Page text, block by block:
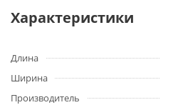
Характеристики
Длина
Ширина
Производитель